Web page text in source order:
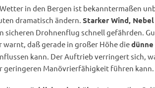
in den Bergen ist bekanntermaßen
dramatisch ändern. Starker Wind,
sicheren Drohnenflug schnell gefährden.
warnt, daß gerade in großer Höhe die
kann. Der Auftrieb verringert sich,
geringeren Manövrierfähigkeit führen kann.